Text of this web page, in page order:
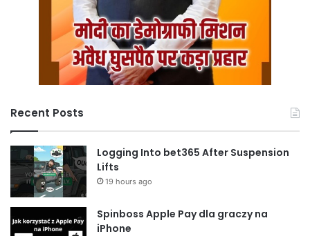
Recent Posts
Logging Into bet365 After Suspension
Lifts
19 hours ago
Spinboss Apple Pay dla graczy na
iPhone